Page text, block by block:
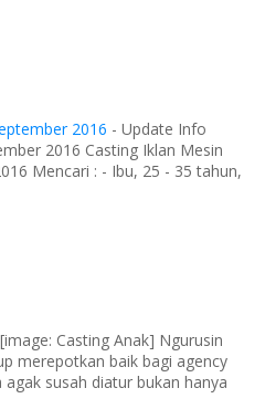
2016 - Update Info
2016 Casting Iklan Mesin
Mencari : - Ibu, 25 - 35 tahun,
[image: Casting Anak] Ngurusin
merepotkan baik bagi agency
susah diatur bukan hanya